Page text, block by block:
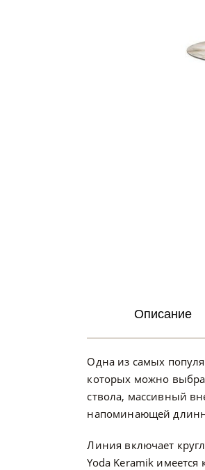
Описание
Одна из самых
которых можно
ствола, массивный
напоминающей
Линия включает
Yoda Keramik